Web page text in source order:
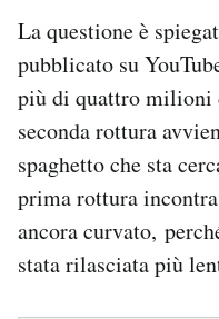
La questione è
pubblicato su
più di quattro milioni
seconda rottura
spaghetto che sta
prima rottura
ancora curvato,
stata rilasciata più